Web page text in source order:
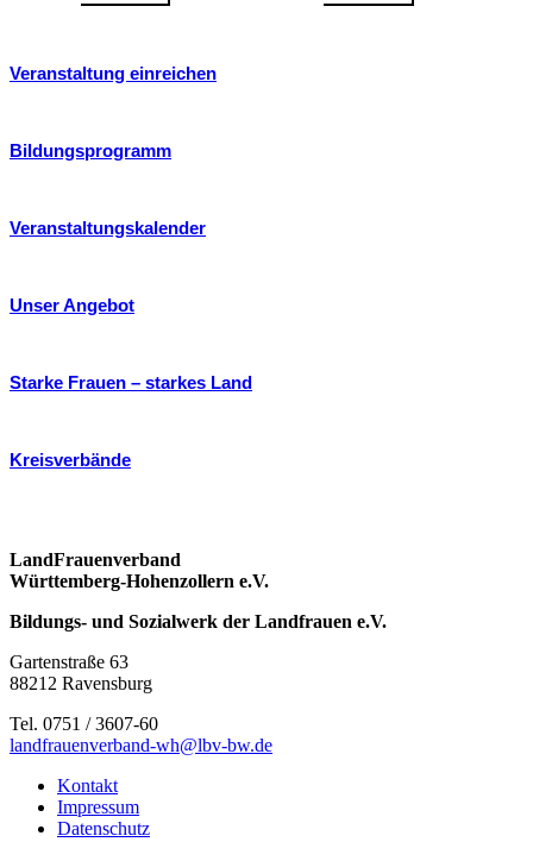
Veranstaltung einreichen
Bildungsprogramm
Veranstaltungskalender
Unser Angebot
Starke Frauen – starkes Land
Kreisverbände
LandFrauenverband
Württemberg-Hohenzollern e.V.
Bildungs- und Sozialwerk der Landfrauen e.V.
Gartenstraße 63
88212 Ravensburg
Tel. 0751 / 3607-60
landfrauenverband-wh@lbv-bw.de
Kontakt
Impressum
Datenschutz